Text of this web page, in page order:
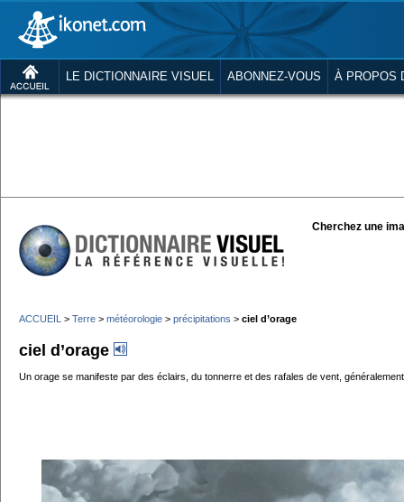
LE DICTIONNAIRE VISUEL ABONNEZ-VOUS À PROPOS
Cherchez une
ACCUEIL > Terre > météorologie > précipitations > ciel d’orage
ciel d’orage
Un orage se manifeste par des éclairs, du tonnerre et des rafales de vent,